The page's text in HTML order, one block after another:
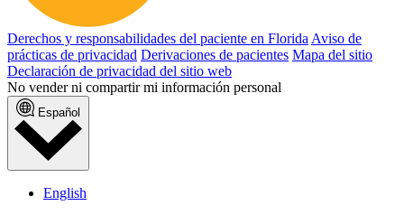
Derechos y responsabilidades del paciente en Florida Aviso de
prácticas de privacidad Derivaciones de pacientes Mapa del sitio
Declaración de privacidad del sitio web
No vender ni compartir mi información personal
Español
English